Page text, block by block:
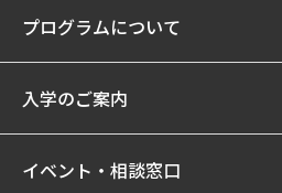
プログラムについて
入学のご案内
イベント・相談窓口